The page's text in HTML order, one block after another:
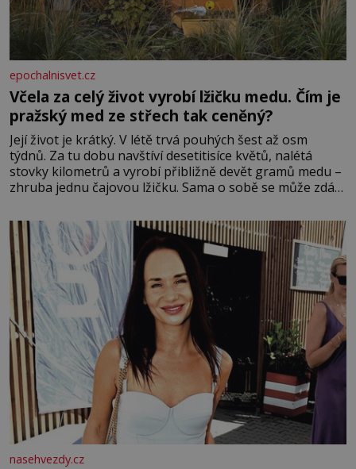
epochalnisvet.cz
Včela za celý život vyrobí lžičku medu. Čím je
pražský med ze střech tak ceněný?
Její život je krátký. V létě trvá pouhých šest až osm
týdnů. Za tu dobu navštíví desetitisíce květů, nalétá
stovky kilometrů a vyrobí přibližně devět gramů medu –
zhruba jednu čajovou lžičku. Sama o sobě se může zdát
tisíc příslušnic svého včelstva, vznikne jeden z
nejdokonalejších organismů
nasehvezdy.cz